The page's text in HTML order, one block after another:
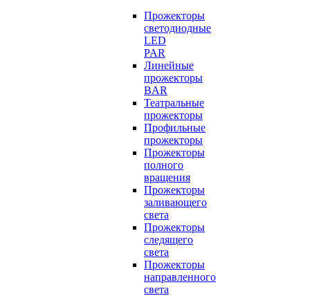
Прожекторы
светодиодные
LED
PAR
Линейные
прожекторы
BAR
Театральные
прожекторы
Профильные
прожекторы
Прожекторы
полного
вращения
Прожекторы
заливающего
света
Прожекторы
следящего
света
Прожекторы
направленного
света